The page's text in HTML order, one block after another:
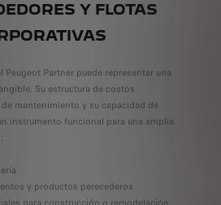
Y FLOTAS
Peugeot Partner puede representar una
Su estructura de costos
mantenimiento y su capacidad de
instrumento funcional para una amplia
y productos perecederos